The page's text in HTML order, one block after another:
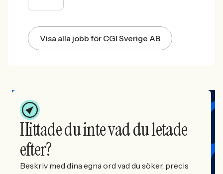
Visa alla jobb för CGI Sverige AB
Hittade du inte vad du letade
efter?
Beskriv med dina egna ord vad du söker, precis